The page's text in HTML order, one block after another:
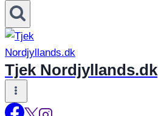
Tjek Nordjyllands.dk